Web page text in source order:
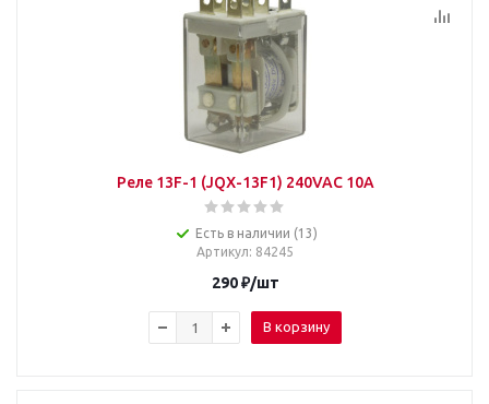
Реле 13F-1 (JQX-13F1) 240VAC 10A
Есть в наличии (13)
Артикул: 84245
290₽/шт
В корзину